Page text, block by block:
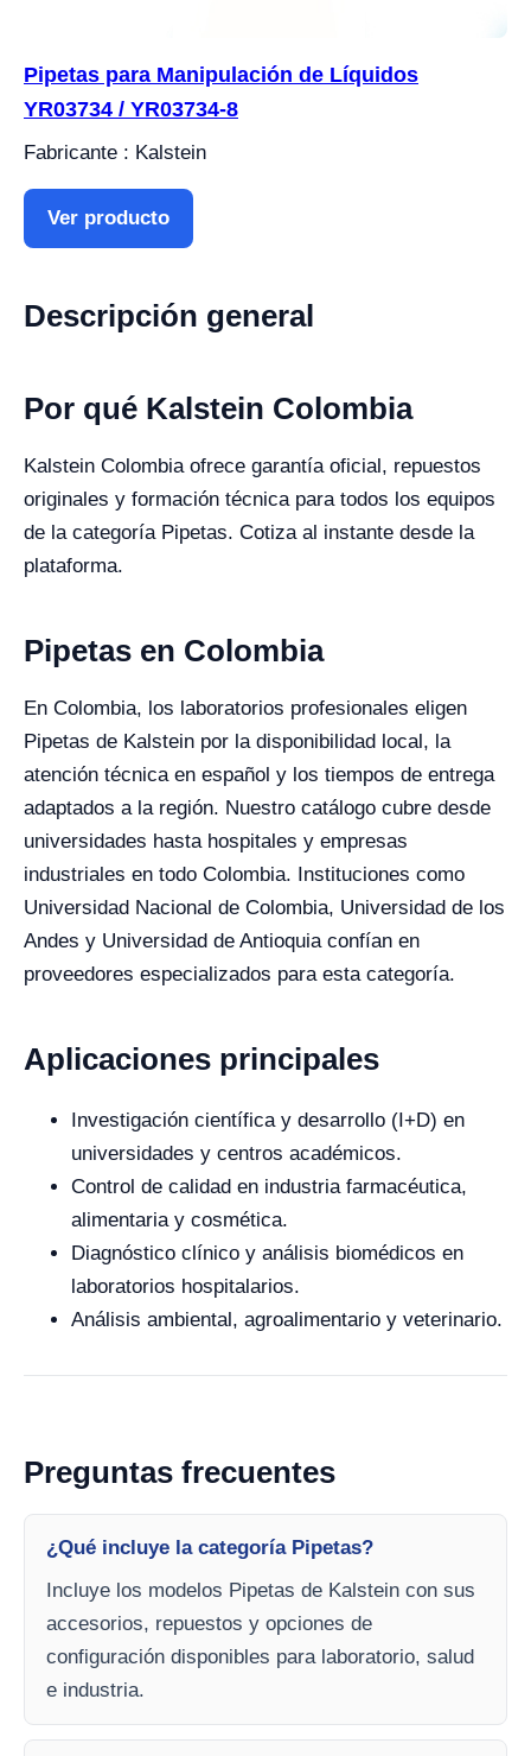
Pipetas para Manipulación de Líquidos
YR03734 / YR03734-8
Fabricante : Kalstein
Ver producto
Descripción general
Por qué Kalstein Colombia
Kalstein Colombia ofrece garantía oficial, repuestos
originales y formación técnica para todos los equipos
de la categoría Pipetas. Cotiza al instante desde la
plataforma.
Pipetas en Colombia
En Colombia, los laboratorios profesionales eligen
Pipetas de Kalstein por la disponibilidad local, la
atención técnica en español y los tiempos de entrega
adaptados a la región. Nuestro catálogo cubre desde
universidades hasta hospitales y empresas
industriales en todo Colombia. Instituciones como
Universidad Nacional de Colombia, Universidad de los
Andes y Universidad de Antioquia confían en
proveedores especializados para esta categoría.
Aplicaciones principales
Investigación científica y desarrollo (I+D) en
universidades y centros académicos.
Control de calidad en industria farmacéutica,
alimentaria y cosmética.
Diagnóstico clínico y análisis biomédicos en
laboratorios hospitalarios.
Análisis ambiental, agroalimentario y veterinario.
Preguntas frecuentes
¿Qué incluye la categoría Pipetas?
Incluye los modelos Pipetas de Kalstein con sus
accesorios, repuestos y opciones de
configuración disponibles para laboratorio, salud
e industria.